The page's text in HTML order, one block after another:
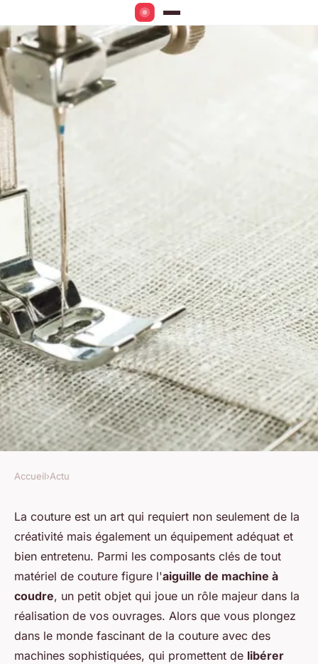
Remplacer l'aiguille d'une
machine à coudre : voici
comment faire
Pauline•12 janvier 2024• 2 min de lecture
Accueil›Actu
La couture est un art qui requiert non seulement de la
créativité mais également un équipement adéquat et
bien entretenu. Parmi les composants clés de tout
matériel de couture figure l'aiguille de machine à
coudre, un petit objet qui joue un rôle majeur dans la
réalisation de vos ouvrages. Alors que vous plongez
dans le monde fascinant de la couture avec des
machines sophistiquées, qui promettent de libérer